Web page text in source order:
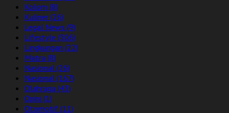
Kolom (8)
Kuliner (26)
Legal News (9)
Lifestyle (306)
Lingkungan (22)
Matra (8)
Nasional (26)
Nasional (167)
Olahraga (43)
Opini (1)
Otomotif (11)